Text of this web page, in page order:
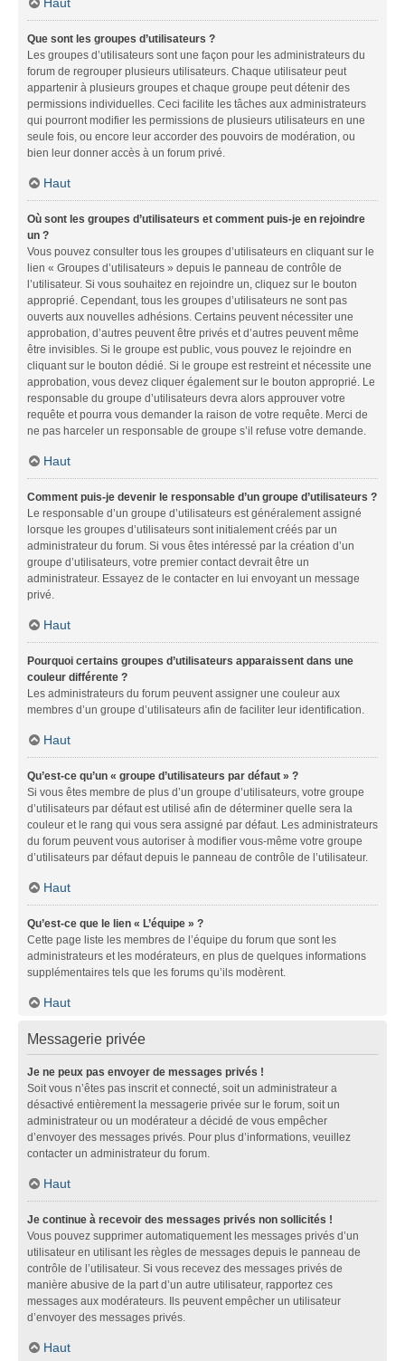
Que sont les groupes d’utilisateurs ?
Les groupes d’utilisateurs sont une façon pour les administrateurs du
forum de regrouper plusieurs utilisateurs. Chaque utilisateur peut
appartenir à plusieurs groupes et chaque groupe peut détenir des
permissions individuelles. Ceci facilite les tâches aux administrateurs
qui pourront modifier les permissions de plusieurs utilisateurs en une
seule fois, ou encore leur accorder des pouvoirs de modération, ou
bien leur donner accès à un forum privé.
Haut
Où sont les groupes d’utilisateurs et comment puis-je en rejoindre
un ?
Vous pouvez consulter tous les groupes d’utilisateurs en cliquant sur le
lien « Groupes d’utilisateurs » depuis le panneau de contrôle de
l’utilisateur. Si vous souhaitez en rejoindre un, cliquez sur le bouton
approprié. Cependant, tous les groupes d’utilisateurs ne sont pas
ouverts aux nouvelles adhésions. Certains peuvent nécessiter une
approbation, d’autres peuvent être privés et d’autres peuvent même
être invisibles. Si le groupe est public, vous pouvez le rejoindre en
cliquant sur le bouton dédié. Si le groupe est restreint et nécessite une
approbation, vous devez cliquer également sur le bouton approprié. Le
responsable du groupe d’utilisateurs devra alors approuver votre
requête et pourra vous demander la raison de votre requête. Merci de
ne pas harceler un responsable de groupe s’il refuse votre demande.
Haut
Comment puis-je devenir le responsable d’un groupe d’utilisateurs ?
Le responsable d’un groupe d’utilisateurs est généralement assigné
lorsque les groupes d’utilisateurs sont initialement créés par un
administrateur du forum. Si vous êtes intéressé par la création d’un
groupe d’utilisateurs, votre premier contact devrait être un
administrateur. Essayez de le contacter en lui envoyant un message
privé.
Haut
Pourquoi certains groupes d’utilisateurs apparaissent dans une
couleur différente ?
Les administrateurs du forum peuvent assigner une couleur aux
membres d’un groupe d’utilisateurs afin de faciliter leur identification.
Haut
Qu’est-ce qu’un « groupe d’utilisateurs par défaut » ?
Si vous êtes membre de plus d’un groupe d’utilisateurs, votre groupe
d’utilisateurs par défaut est utilisé afin de déterminer quelle sera la
couleur et le rang qui vous sera assigné par défaut. Les administrateurs
du forum peuvent vous autoriser à modifier vous-même votre groupe
d’utilisateurs par défaut depuis le panneau de contrôle de l’utilisateur.
Haut
Qu’est-ce que le lien « L’équipe » ?
Cette page liste les membres de l’équipe du forum que sont les
administrateurs et les modérateurs, en plus de quelques informations
supplémentaires tels que les forums qu’ils modèrent.
Haut
Messagerie privée
Je ne peux pas envoyer de messages privés !
Soit vous n’êtes pas inscrit et connecté, soit un administrateur a
désactivé entièrement la messagerie privée sur le forum, soit un
administrateur ou un modérateur a décidé de vous empêcher
d’envoyer des messages privés. Pour plus d’informations, veuillez
contacter un administrateur du forum.
Haut
Je continue à recevoir des messages privés non sollicités !
Vous pouvez supprimer automatiquement les messages privés d’un
utilisateur en utilisant les règles de messages depuis le panneau de
contrôle de l’utilisateur. Si vous recevez des messages privés de
manière abusive de la part d’un autre utilisateur, rapportez ces
messages aux modérateurs. Ils peuvent empêcher un utilisateur
d’envoyer des messages privés.
Haut